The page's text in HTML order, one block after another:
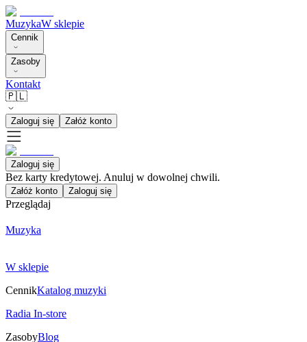
MuzykaW sklepie
Cennik
Zasoby
Kontakt
🇵🇱
Zaloguj się Załóż konto
Zaloguj się
Bez karty kredytowej. Anuluj w dowolnej chwili.
Załóż konto Zaloguj się
Przeglądaj
Muzyka
W sklepie
CennikKatalog muzyki
Radia In-store
ZasobyBlog